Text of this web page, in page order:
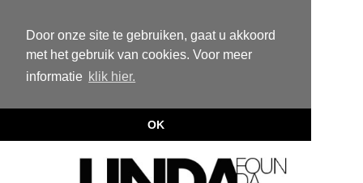
Door onze site te gebruiken, gaat u akkoord
met het gebruik van cookies. Voor meer
informatie klik hier.
OK